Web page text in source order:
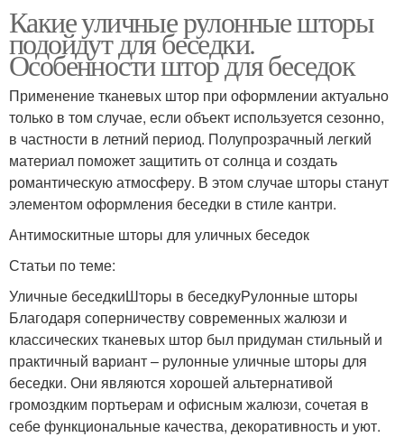
Какие уличные рулонные шторы
подойдут для беседки.
Особенности штор для беседок
Применение тканевых штор при оформлении актуально
только в том случае, если объект используется сезонно,
в частности в летний период. Полупрозрачный легкий
материал поможет защитить от солнца и создать
романтическую атмосферу. В этом случае шторы станут
элементом оформления беседки в стиле кантри.
Антимоскитные шторы для уличных беседок
Статьи по теме:
Уличные беседкиШторы в беседкуРулонные шторы
Благодаря соперничеству современных жалюзи и
классических тканевых штор был придуман стильный и
практичный вариант – рулонные уличные шторы для
беседки. Они являются хорошей альтернативой
громоздким портьерам и офисным жалюзи, сочетая в
себе функциональные качества, декоративность и уют.